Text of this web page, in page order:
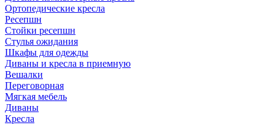
Ортопедические кресла
Ресепшн
Стойки ресепшн
Стулья ожидания
Шкафы для одежды
Диваны и кресла в приемную
Вешалки
Переговорная
Мягкая мебель
Диваны
Кресла